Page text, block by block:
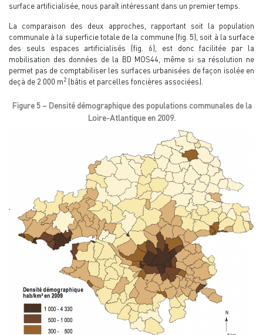
surface artificialisée, nous paraît intéressant dans un premier temps.
La comparaison des deux approches, rapportant soit la population
communale à la superficie totale de la commune (fig. 5), soit à la surface
des seuls espaces artificialisés (fig. 6), est donc facilitée par la
mobilisation des données de la BD MOS44, même si sa résolution ne
permet pas de comptabiliser les surfaces urbanisées de façon isolée en
deçà de 2 000 m2 (bâtis et parcelles foncières associées).
Figure 5 – Densité démographique des populations communales de la
Loire-Atlantique en 2009.